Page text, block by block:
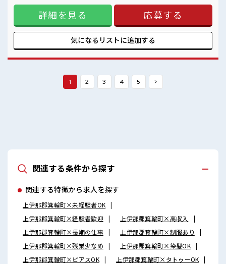
るのは不安だけど、 しっかり働く環境が整っています！ イチ
からスキルUP・ステップUP目指していきましょう！ ≪様々
なお仕事をご提案≫ 一人で悩まず気軽に相談できる、 派遣の
お仕事です！ ■職場の雰囲気 残業が多めだからしっかり稼ぎ
たい方にもオススメ！ 高収入もバッチリ目指せますよ！ 未経
験から始めた方もイッパイ！ まずはチャレンジしてみません
詳細を見る 応募する
気になるリストに追加する
1 2 3 4 5 >
関連する条件から探す
関連する特徴から求人を探す
上伊那郡箕輪町×未経験者OK
上伊那郡箕輪町×経験者歓迎
上伊那郡箕輪町×高収入
上伊那郡箕輪町×長期の仕事
上伊那郡箕輪町×制服あり
上伊那郡箕輪町×残業少なめ
上伊那郡箕輪町×染髪OK
上伊那郡箕輪町×ピアスOK
上伊那郡箕輪町×タトゥーOK